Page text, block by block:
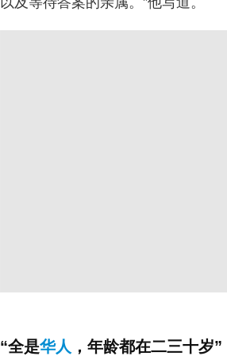
“全是华人 ，年龄都在二三十岁”